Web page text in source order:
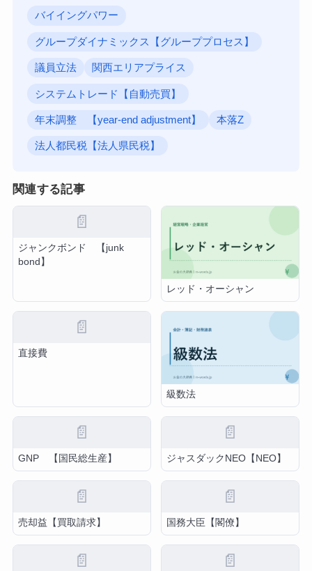
バイイングパワー
グループダイナミックス【グループプロセス】
議員立法 関西エリアプライス
システムトレード【自動売買】
年末調整 【year-end adjustment】 本落Z
法人都民税【法人県民税】
関連する記事
📄
ジャンクボンド 【junk
bond】
レッド・オーシャン
📄
直接費
級数法
📄
GNP 【国民総生産】
📄
ジャスダックNEO【NEO】
📄
売却益【買取請求】
📄
国務大臣【閣僚】
📄 📄